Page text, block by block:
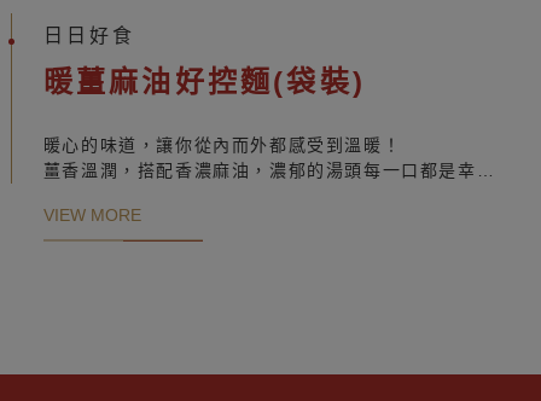
日日好食
暖薑麻油好控麵(袋裝)
暖心的味道，讓你從內而外都感受到溫暖！
薑香溫潤，搭配香濃麻油，濃郁的湯頭每一口都是幸福
能在寒冷的日子裡驅走寒氣，帶來家的溫暖與安心。
VIEW MORE